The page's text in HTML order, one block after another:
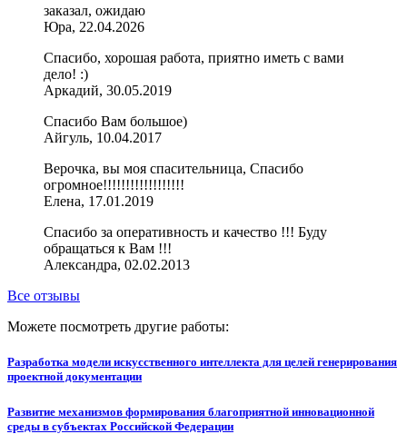
заказал, ожидаю
Юра, 22.04.2026
Спасибо, хорошая работа, приятно иметь с вами
дело! :)
Аркадий, 30.05.2019
Спасибо Вам большое)
Айгуль, 10.04.2017
Верочка, вы моя спасительница, Спасибо
огромное!!!!!!!!!!!!!!!!!!
Елена, 17.01.2019
Спасибо за оперативность и качество !!! Буду
обращаться к Вам !!!
Александра, 02.02.2013
Все отзывы
Можете посмотреть другие работы:
Разработка модели искусственного интеллекта для целей генерирования
проектной документации
Развитие механизмов формирования благоприятной инновационной
среды в субъектах Российской Федерации